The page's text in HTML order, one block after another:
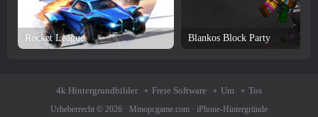
Rocket League Blankos Block Party
4k Hintergrundbilder Freie Software Um Tos
Urheberrecht © 2026 · Mmopcgame.com · iPhone-Hintergründe